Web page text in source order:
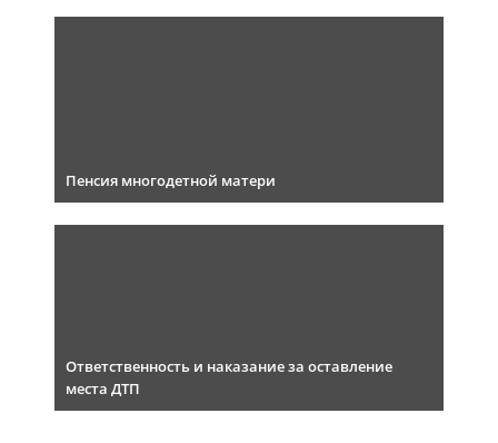
Пенсия многодетной матери
Ответственность и наказание за оставление
места ДТП